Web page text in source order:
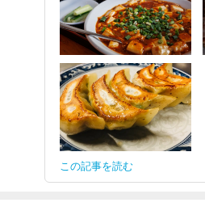
この記事を読む